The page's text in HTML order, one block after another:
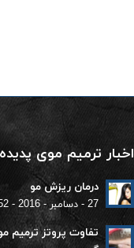
اخبار ترمیم موی
درمان ریزش مو
27 - دسامبر - 2016 - 52 : 3 ب.ظ
تفاوت پروتز ترمیم